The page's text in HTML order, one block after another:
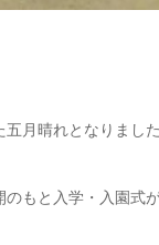
月晴れとなりました
もと入学・入園式